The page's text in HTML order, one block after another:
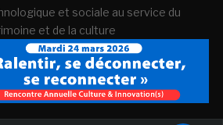
et sociale au service du
et de la culture